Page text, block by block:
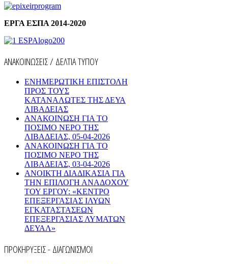
ΕΡΓΑ ΕΣΠΑ 2014-2020
ΑΝΑΚΟΙΝΩΣΕΙΣ / ΔΕΛΤΙΑ ΤΥΠΟΥ
ΕΝΗΜΕΡΩΤΙΚΗ ΕΠΙΣΤΟΛΗ
ΠΡΟΣ ΤΟΥΣ
ΚΑΤΑΝΑΛΩΤΕΣ ΤΗΣ ΔΕΥΑ
ΛΙΒΑΔΕΙΑΣ
ΑΝΑΚΟΙΝΩΣΗ ΓΙΑ ΤΟ
ΠΟΣΙΜΟ ΝΕΡΟ ΤΗΣ
ΛΙΒΑΔΕΙΑΣ, 05-04-2026
ΑΝΑΚΟΙΝΩΣΗ ΓΙΑ ΤΟ
ΠΟΣΙΜΟ ΝΕΡΟ ΤΗΣ
ΛΙΒΑΔΕΙΑΣ, 03-04-2026
AΝΟΙΚΤΗ ΔΙΑΔΙΚΑΣΙΑ ΓΙΑ
ΤΗΝ ΕΠΙΛΟΓΗ ΑΝΑΔΟΧΟΥ
ΤΟΥ ΕΡΓΟΥ: «ΚΕΝΤΡΟ
ΕΠΕΞΕΡΓΑΣΙΑΣ ΙΛΥΩΝ
ΕΓΚΑΤΑΣΤΑΣΕΩΝ
ΕΠΕΞΕΡΓΑΣΙΑΣ ΛΥΜΑΤΩΝ
ΔΕΥΑΛ»
ΠΡΟΚΗΡΥΞΕΙΣ - ΔΙΑΓΩΝΙΣΜΟΙ